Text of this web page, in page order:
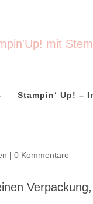
Stampin‘ Up! –
|0 Kommentare